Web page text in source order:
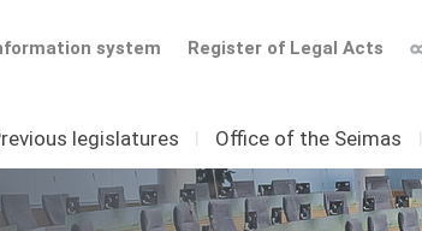
Register of Legal Acts
system
legislatures I Office of the Seimas I